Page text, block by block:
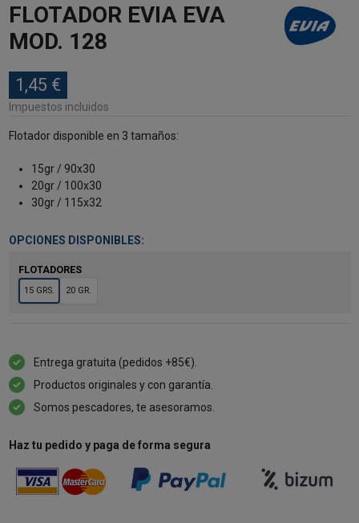
FLOTADOR EVIA EVA
MOD. 128
1,45 €
Impuestos incluidos
Flotador disponible en 3 tamaños:
15gr / 90x30
20gr / 100x30
30gr / 115x32
OPCIONES DISPONIBLES:
FLOTADORES
15 GRS. 20 GR.
Entrega gratuita (pedidos +85€).
Productos originales y con garantía.
Somos pescadores, te asesoramos.
Haz tu pedido y paga de forma segura